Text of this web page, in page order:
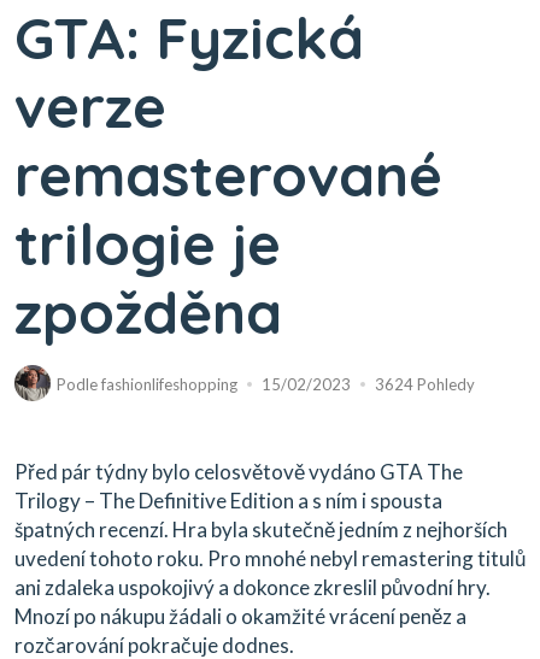
GTA: Fyzická
verze
remasterované
trilogie je
zpožděna
Podlefashionlifeshopping 15/02/2023 3624 Pohledy
Před pár týdny bylo celosvětově vydáno GTA The
Trilogy – The Definitive Edition a s ním i spousta
špatných recenzí. Hra byla skutečně jedním z nejhorších
uvedení tohoto roku. Pro mnohé nebyl remastering titulů
ani zdaleka uspokojivý a dokonce zkreslil původní hry.
Mnozí po nákupu žádali o okamžité vrácení peněz a
rozčarování pokračuje dodnes.